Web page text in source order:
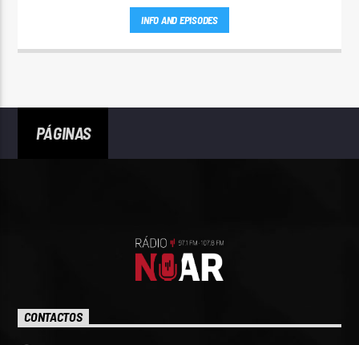
INFO AND EPISODES
PÁGINAS
CONTACTOS